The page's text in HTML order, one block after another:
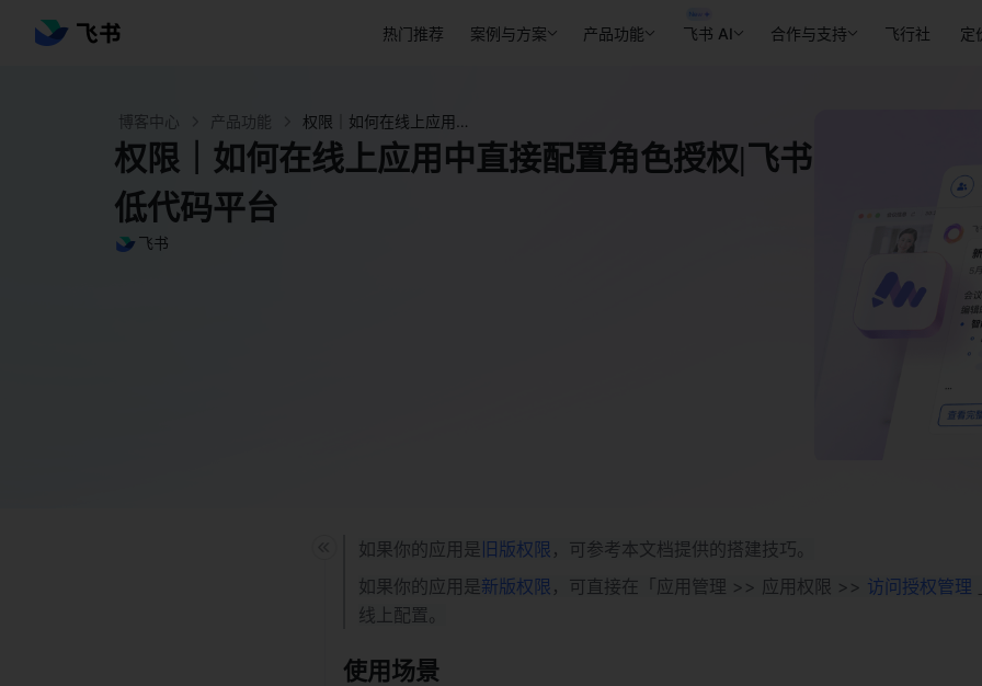
热门推荐 案例与方案 产品功能 飞书 AI 合作与支持 飞行社 定
博客中心 产品功能 权限｜如何在线上应用中直接配置角色授权|飞书低代码平台 - 飞书官网
权限｜如何在线上应用中直接配置角色授权|飞书
低代码平台
飞书
如果你的应用是旧版权限 ，可参考本文档提供的搭建技巧。
如果你的应用是新版权限 ，可直接在「应用管理 >> 应用权限 >> 访问授权管理
线上配置。
使用场景